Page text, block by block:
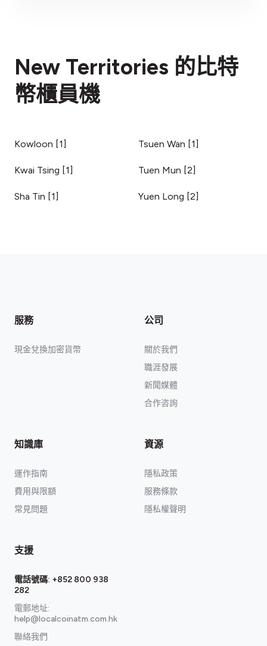
New Territories 的比特
幣櫃員機
Kowloon [1]
Kwai Tsing [1]
Sha Tin [1]
Tsuen Wan [1]
Tuen Mun [2]
Yuen Long [2]
服務
現金兌換加密貨幣
公司
關於我們
職涯發展
新聞媒體
合作咨詢
知識庫
運作指南
費用與限額
常見問題
資源
隱私政策
服務條款
隱私權聲明
支援
電話號碼: +852 800 938
282
電郵地址:
help@localcoinatm.com.hk
聯絡我們